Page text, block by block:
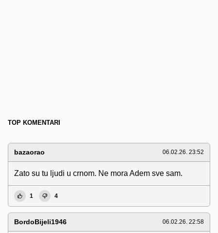
TOP KOMENTARI
bazaorao 06.02.26. 23:52
Zato su tu ljudi u crnom. Ne mora Adem sve sam.
1 4
BordoBijeli1946 06.02.26. 22:58